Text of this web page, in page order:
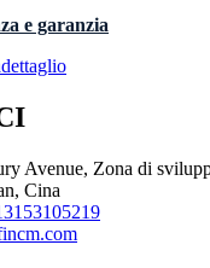
e garanzia
dettaglio
Avenue, Zona di
Cina